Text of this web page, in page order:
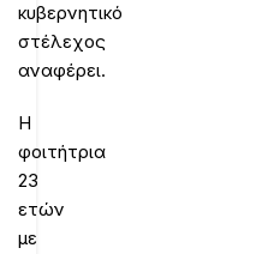
κυβερνητικό
στέλεχος
αναφέρει.
Η
φοιτήτρια
23
ετών
με